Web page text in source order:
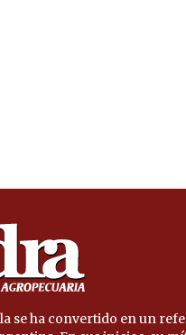
se ha convertido en un